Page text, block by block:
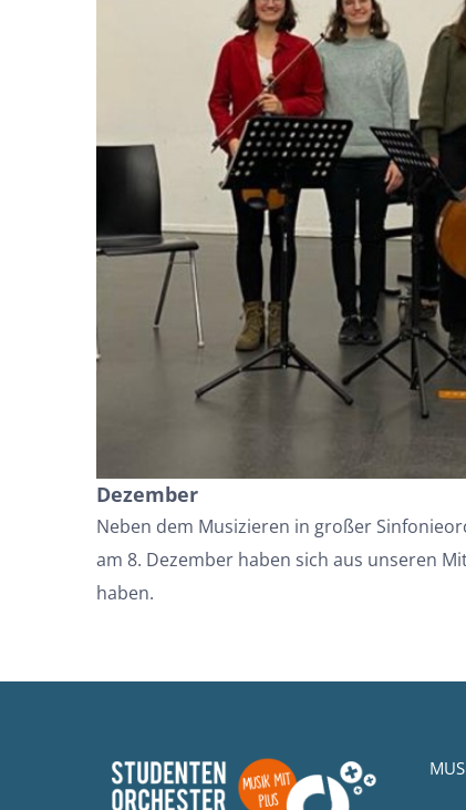
Dezember
Neben dem Musizieren in großer
am 8. Dezember haben sich aus unseren
haben.